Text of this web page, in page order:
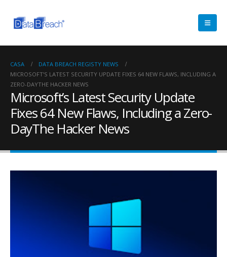
CASA
DATA BREACH REGISTY NEWS
MICROSOFT’S LATEST SECURITY UPDATE FIXES 64 NEW FLAWS, INCLUDING A
ZERO-DAYTHE HACKER NEWS
Microsoft’s Latest Security Update
Fixes 64 New Flaws, Including a Zero-
DayThe Hacker News